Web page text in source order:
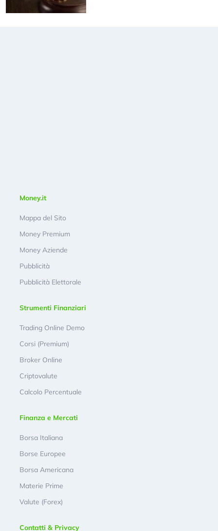
Money.it
Mappa del Sito
Money Premium
Money Aziende
Pubblicità
Pubblicità Elettorale
Strumenti Finanziari
Trading Online Demo
Corsi (Premium)
Broker Online
Criptovalute
Calcolo Percentuale
Finanza e Mercati
Borsa Italiana
Borse Europee
Borsa Americana
Materie Prime
Valute (Forex)
Contatti & Privacy